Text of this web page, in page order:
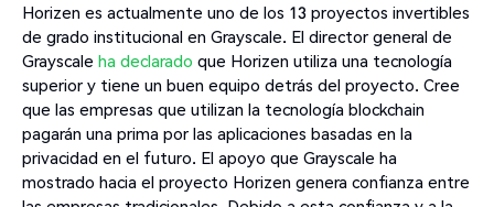
Horizen es actualmente uno de los 13 proyectos invertibles
de grado institucional en Grayscale. El director general de
Grayscale ha declarado que Horizen utiliza una tecnología
superior y tiene un buen equipo detrás del proyecto. Cree
que las empresas que utilizan la tecnología blockchain
pagarán una prima por las aplicaciones basadas en la
privacidad en el futuro. El apoyo que Grayscale ha
mostrado hacia el proyecto Horizen genera confianza entre